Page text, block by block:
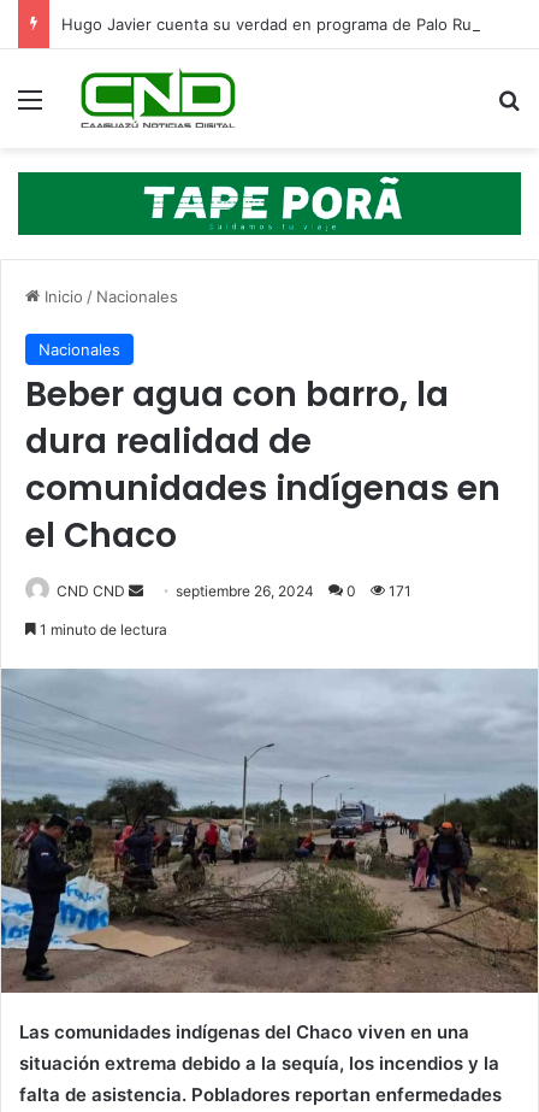
Hugo Javier cuenta su verdad en programa de Palo Rubin
Menú
Inicio / Nacionales
Nacionales
Beber agua con barro, la
dura realidad de
comunidades indígenas en
el Chaco
CND CND
Send septiembre 26, 2024 0 171
1 minuto de lectura
Las comunidades indígenas del Chaco viven en una
situación extrema debido a la sequía, los incendios y la
falta de asistencia. Pobladores reportan enfermedades